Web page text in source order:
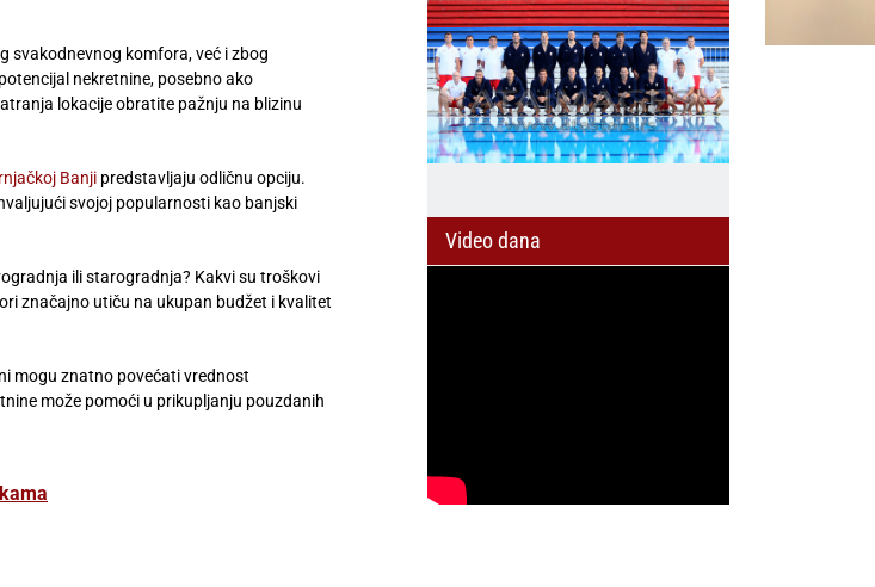
svakodnevnog komfora, već i zbog
nekretnine, posebno ako
lokacije obratite pažnju na blizinu
Banji predstavljaju odličnu opciju.
svojoj popularnosti kao banjski
ili starogradnja? Kakvi su troškovi
značajno utiču na ukupan budžet i kvalitet
mogu znatno povećati vrednost
može pomoći u prikupljanju pouzdanih
Video dana